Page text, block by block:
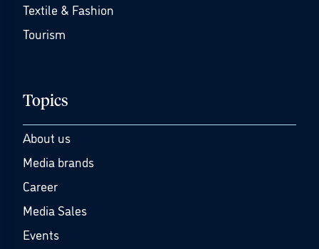
Textile & Fashion
Tourism
Topics
About us
Media brands
Career
Media Sales
Events